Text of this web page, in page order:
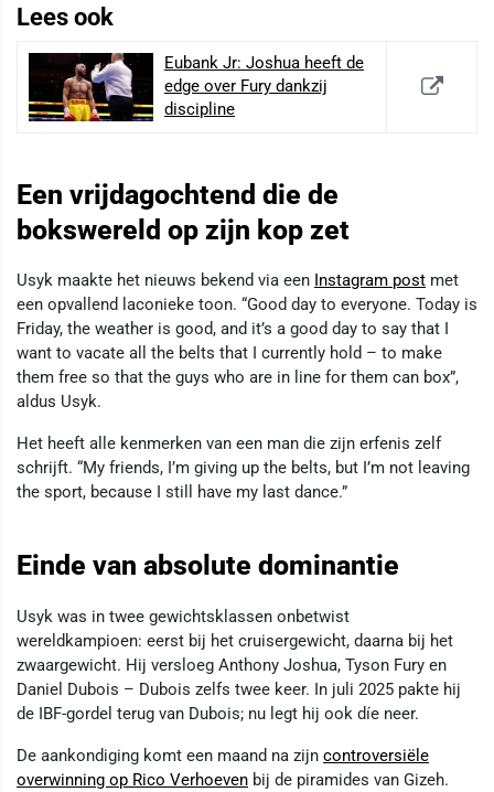
Lees ook
Eubank Jr: Joshua heeft de
edge over Fury dankzij
discipline
Een vrijdagochtend die de
bokswereld op zijn kop zet
Usyk maakte het nieuws bekend via een Instagram post met
een opvallend laconieke toon. “Good day to everyone. Today is
Friday, the weather is good, and it’s a good day to say that I
want to vacate all the belts that I currently hold – to make
them free so that the guys who are in line for them can box”,
aldus Usyk.
Het heeft alle kenmerken van een man die zijn erfenis zelf
schrijft. “My friends, I’m giving up the belts, but I’m not leaving
the sport, because I still have my last dance.”
Einde van absolute dominantie
Usyk was in twee gewichtsklassen onbetwist
wereldkampioen: eerst bij het cruisergewicht, daarna bij het
zwaargewicht. Hij versloeg Anthony Joshua, Tyson Fury en
Daniel Dubois – Dubois zelfs twee keer. In juli 2025 pakte hij
de IBF-gordel terug van Dubois; nu legt hij ook díe neer.
De aankondiging komt een maand na zijn controversiële
overwinning op Rico Verhoeven bij de piramides van Gizeh.